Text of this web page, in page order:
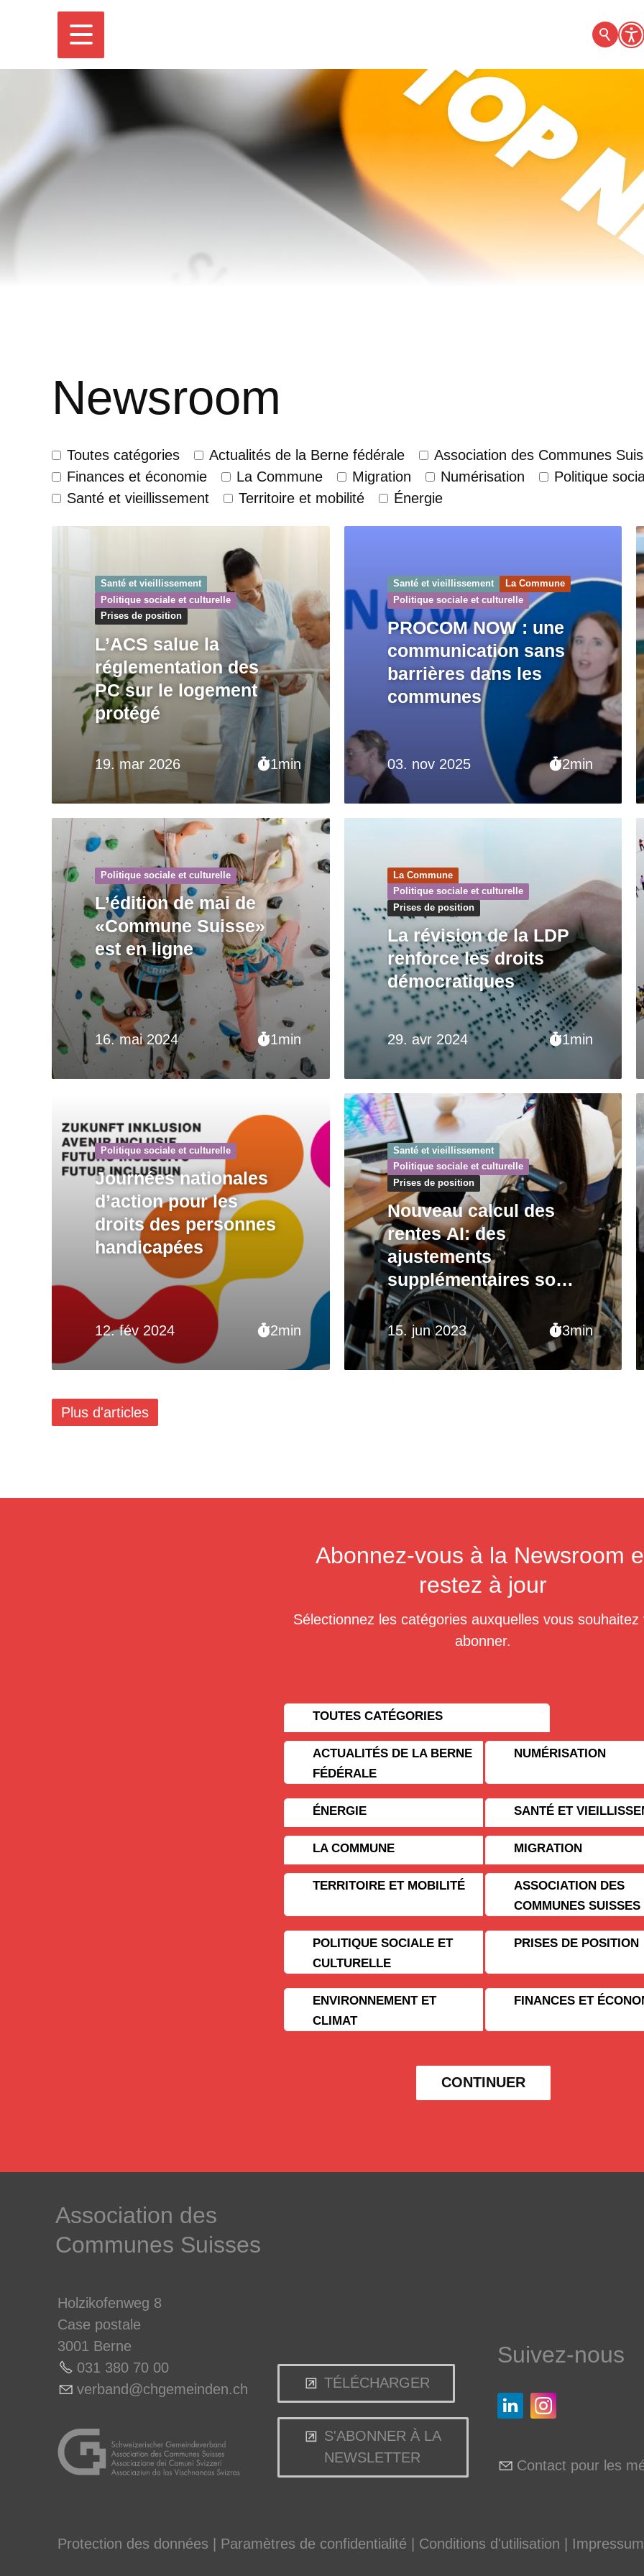
Newsroom
Toutes catégories Actualités de la Berne fédérale
Association des Communes
Finances et économie
La Commune Migration Numérisation
Politique
Santé et vieillissement
Territoire et mobilité Énergie
19. mar 2026 1min
Santé et vieillissement
Politique sociale et culturelle
Prises de position
L’ACS salue la
réglementation des
PC sur le logement
protégé
03. nov 2025 2min
Santé et vieillissement
La Commune
Politique sociale et culturelle
PROCOM NOW : une
communication sans
barrières dans les
communes
16. mai 2024 1min
Politique sociale et culturelle
L’édition de mai de
«Commune Suisse»
est en ligne
29. avr 2024 1min
La Commune
Politique sociale et culturelle
Prises de position
La révision de la LDP
renforce les droits
démocratiques
12. fév 2024 2min
Politique sociale et culturelle
Journées nationales
d’action pour les
droits des personnes
handicapées
15. jun 2023 3min
Santé et vieillissement
Politique sociale et culturelle
Prises de position
Nouveau calcul des
rentes AI: des
ajustements
supplémentaires sont
nécessaires
Plus d'articles
Abonnez-vous à la Newsroom
restez à jour
Sélectionnez les catégories auxquelles vous souhaitez
abonner.
TOUTES CATÉGORIES
ACTUALITÉS DE LA BERNE
FÉDÉRALE
NUMÉRISATION
ÉNERGIE SANTÉ ET
LA COMMUNE MIGRATION
TERRITOIRE ET MOBILITÉ
ASSOCIATION DES
COMMUNES SUISSES
POLITIQUE SOCIALE ET
CULTURELLE
PRISES DE POSITION
ENVIRONNEMENT ET
CLIMAT
FINANCES ET
CONTINUER
­Association des­
Communes ­Suisses
Holzikofenweg 8
Case postale
3001 Berne
031 380 70 00
v rb nd chg m nd n ch TÉLÉCHARGER
S'ABONNER À LA
NEWSLETTER
Suivez-nous
Contact pour les
Protection des données Paramètres de confidentialité Conditions d'utilisation Impressum